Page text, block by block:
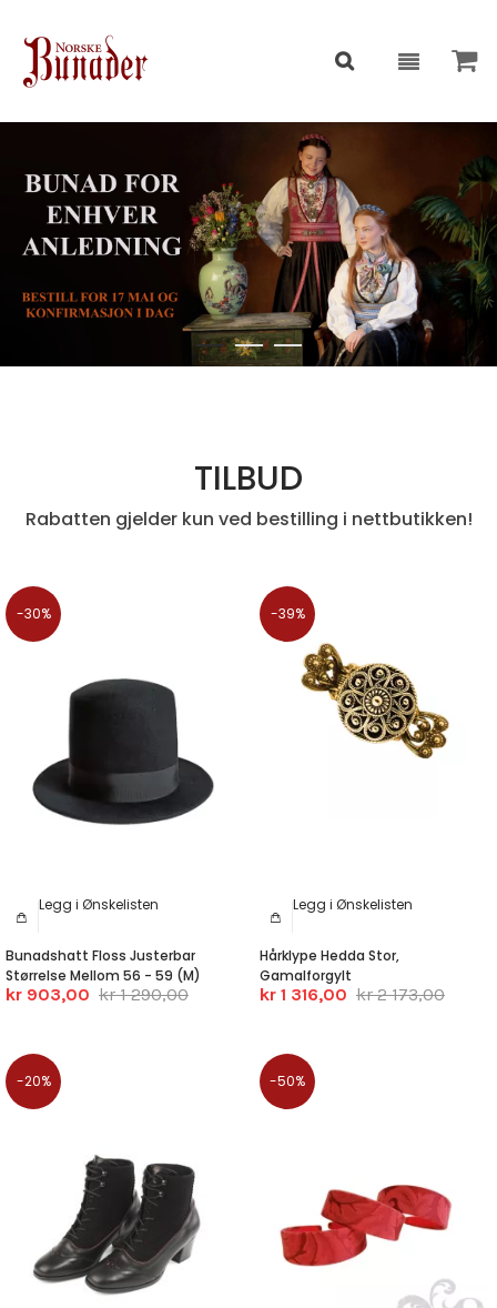
TILBUD
Rabatten gjelder kun ved bestilling i nettbutikken!
-30%
Legg i Ønskelisten
Bunadshatt Floss Justerbar
Størrelse Mellom 56 - 59 (M)
kr 903,00 kr 1 290,00
-39%
Legg i Ønskelisten
Hårklype Hedda Stor,
Gamalforgylt
kr 1 316,00 kr 2 173,00
-20% -50%